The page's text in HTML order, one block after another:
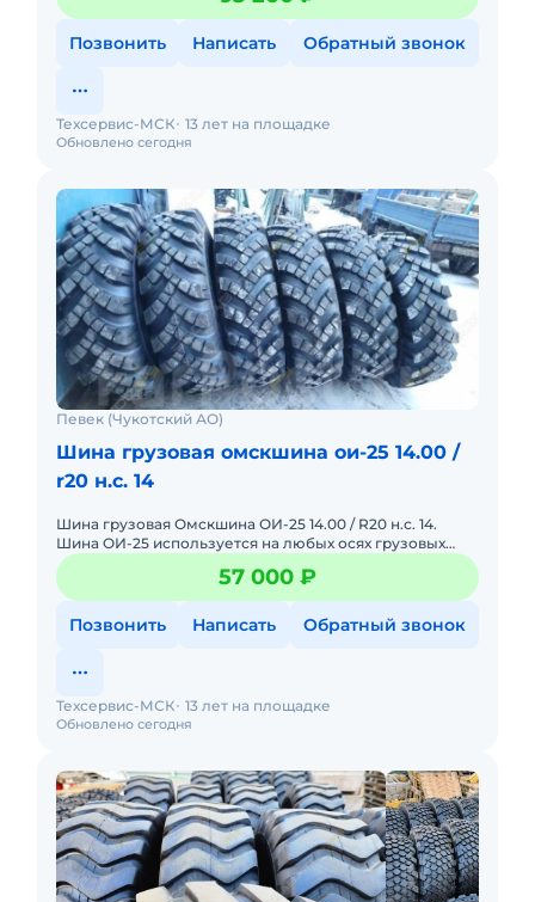
Позвонить Написать Обратный звонок
Обновлено сегодня
Техсервис-МСК 13 лет на площадке
Певек (Чукотский АО)
Шина грузовая омскшина ои-25 14.00 /
r20 н.с. 14
Шина грузовая Омскшина ОИ-25 14.00 / R20 н.с. 14.
Шина ОИ-25 используется на любых осях грузовых
полноприводных автомобилей, обеспечивает
отличное тяговое усил57 000 ₽
Позвонить Написать Обратный звонок
Обновлено сегодня
Техсервис-МСК 13 лет на площадке